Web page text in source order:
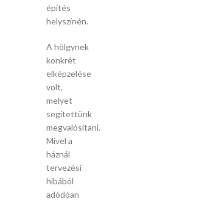
építés
helyszínén.
A hölgynek
konkrét
elképzelése
volt,
melyet
segítettünk
megvalósítani.
Mivel a
háznál
tervezési
hibából
adódóan